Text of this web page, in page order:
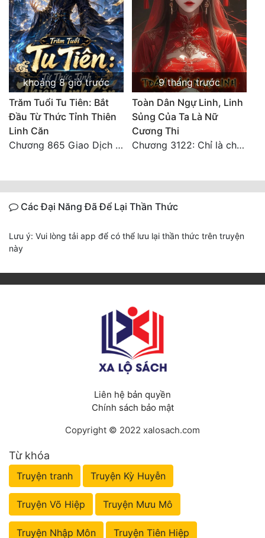
khoảng 8 giờ trước
Trăm Tuổi Tu Tiên: Bắt
Đầu Từ Thức Tỉnh Thiên
Linh Căn
Chương 865 Giao Dịch Chí Cao Tiên Thuật!
9 tháng trước
Toàn Dân Ngự Linh, Linh
Sủng Của Ta Là Nữ
Cương Thi
Chương 3122: Chỉ là chút bọt nước! Điều kiện và tài liệu!**
Các Đại Năng Đã Để Lại Thần Thức
Lưu ý: Vui lòng tải app để có thể lưu lại thần thức trên truyện
này
Liên hệ bản quyền
Chính sách bảo mật
Copyright © 2022 xalosach.com
Từ khóa
Truyện tranh Truyện Kỳ Huyễn
Truyện Võ Hiệp Truyện Mưu Mô
Truyện Nhập Môn Truyện Tiên Hiệp